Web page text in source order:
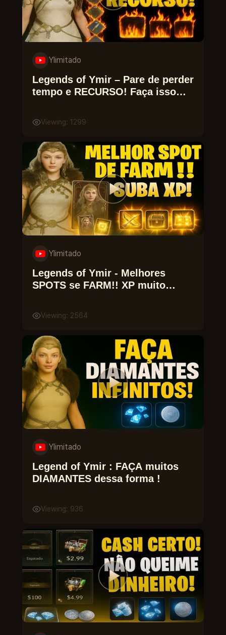
Ylimitado
Legends of Ymir – Pare de perder
tempo e RECURSO! Faça isso
Viewing: 1299
Ylimitado
Legends of Ymir - Melhores
SPOTS se FARM!! XP muito
Viewing: 2564
Ylimitado
Legend of Ymir : FAÇA muitos
DIAMANTES dessa forma !
Viewing: 936